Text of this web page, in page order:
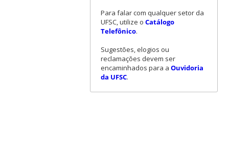
Para falar com qualquer setor da
UFSC, utilize o Catálogo
Telefônico.
Sugestões, elogios ou
reclamações devem ser
encaminhados para a Ouvidoria
da UFSC.